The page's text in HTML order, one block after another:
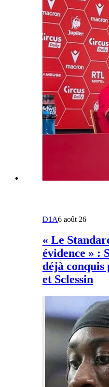
D1A6 août 26
« Le
évidence » :
déjà conquis
et Sclessin